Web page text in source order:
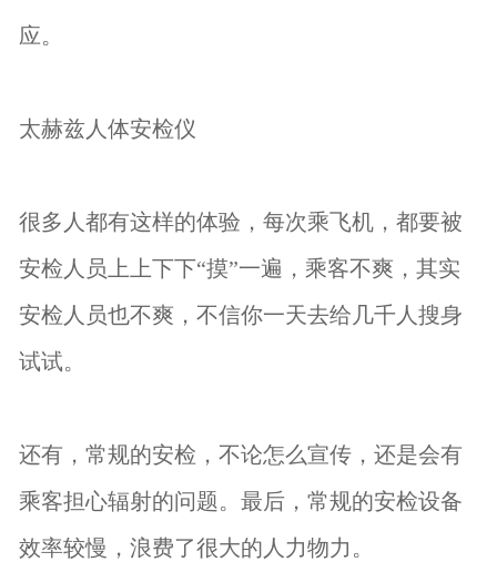
应。
太赫兹人体安检仪
很多人都有这样的体验，每次乘飞机，都要被
安检人员上上下下“摸”一遍，乘客不爽，其实
安检人员也不爽，不信你一天去给几千人搜身
试试。
还有，常规的安检，不论怎么宣传，还是会有
乘客担心辐射的问题。最后，常规的安检设备
效率较慢，浪费了很大的人力物力。